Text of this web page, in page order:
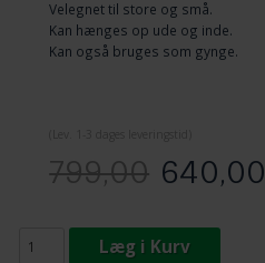
Velegnet til store og små.
Kan hænges op ude og inde.
Kan også bruges som gynge.
799,00 640,00
Læg i Kurv